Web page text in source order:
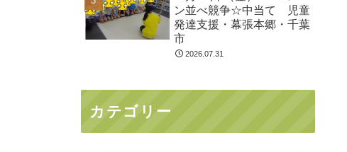
ン並べ競争☆中当て 児童
発達支援・幕張本郷・千葉
市
2026.07.31
カテゴリー